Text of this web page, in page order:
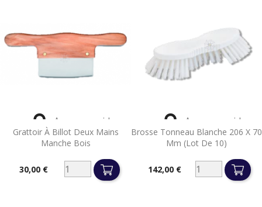
Grattoir À Billot Deux Mains
Manche Bois
30,00 €
 Aperçu rapide
Brosse Tonneau Blanche 206 X 70
Mm (lot De 10)
142,00 €
 Aperçu rapide